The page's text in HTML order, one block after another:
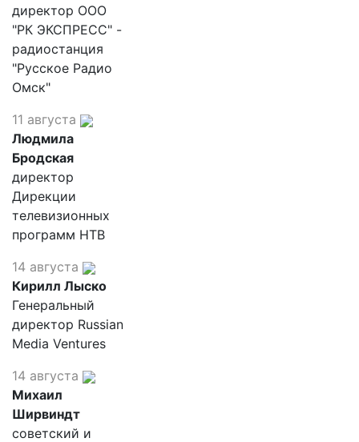
директор ООО
"РК ЭКСПРЕСС" -
радиостанция
"Русское Радио
Омск"
11 августа
Людмила
Бродская
директор
Дирекции
телевизионных
программ НТВ
14 августа
Кирилл Лыско
Генеральный
директор Russian
Media Ventures
14 августа
Михаил
Ширвиндт
советский и